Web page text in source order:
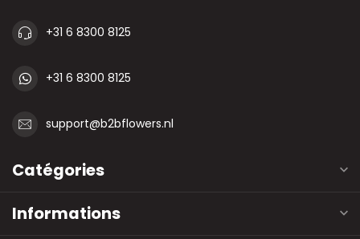
+31 6 8300 8125
+31 6 8300 8125
support@b2bflowers.nl
Catégories
Informations